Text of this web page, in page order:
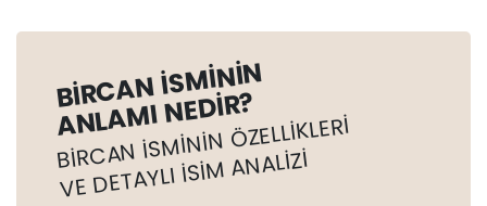
BIRCAN İSMININ
ANLAMI NEDIR?
BIRCAN İSMININ ÖZELLIKLERI
VE DETAYLI İSIM ANALIZI